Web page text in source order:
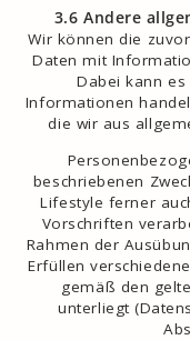
3.6 Andere
Wir können die
Daten mit
Dabei kann
Informationen
die wir aus
beschriebenen
Lifestyle ferner
Vorschriften
Rahmen der
Erfüllen
gemäß den
unterliegt